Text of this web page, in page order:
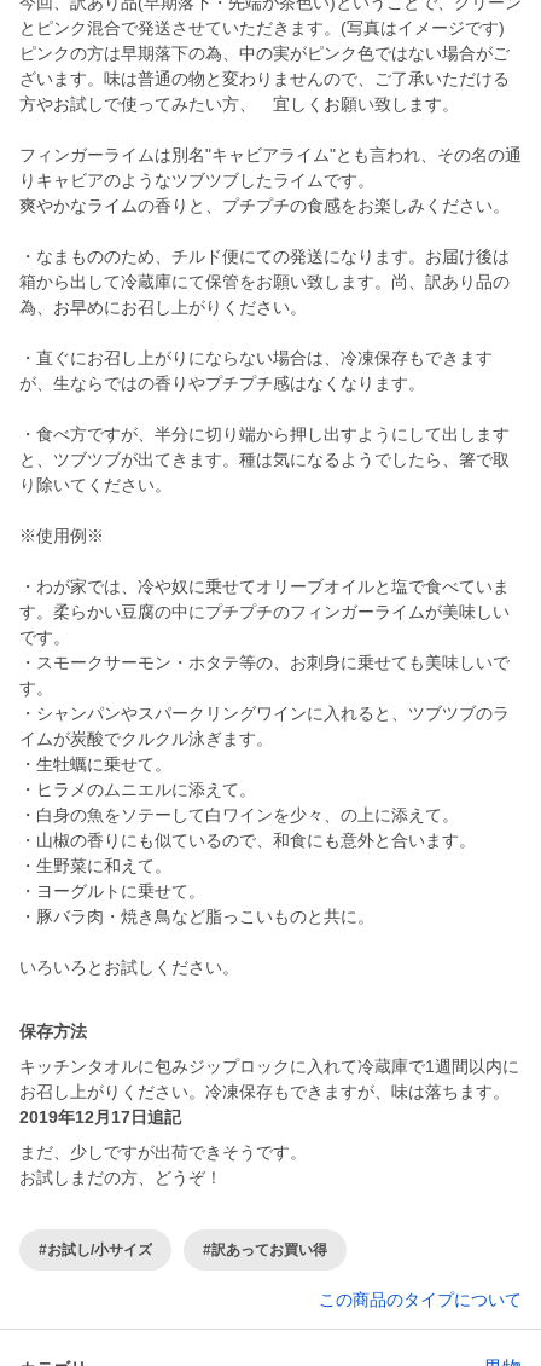
とピンク混合で発送させていただきます。(写真はイメージです)
ピンクの方は早期落下の為、中の実がピンク色ではない場合がご
ざいます。味は普通の物と変わりませんので、ご了承いただける
方やお試しで使ってみたい方、 宜しくお願い致します。
フィンガーライムは別名"キャビアライム"とも言われ、その名の通
りキャビアのようなツブツブしたライムです。
爽やかなライムの香りと、プチプチの食感をお楽しみください。
・なまもののため、チルド便にての発送になります。お届け後は
箱から出して冷蔵庫にて保管をお願い致します。尚、訳あり品の
為、お早めにお召し上がりください。
・直ぐにお召し上がりにならない場合は、冷凍保存もできます
が、生ならではの香りやプチプチ感はなくなります。
・食べ方ですが、半分に切り端から押し出すようにして出します
と、ツブツブが出てきます。種は気になるようでしたら、箸で取
り除いてください。
※使用例※
・わが家では、冷や奴に乗せてオリーブオイルと塩で食べていま
す。柔らかい豆腐の中にプチプチのフィンガーライムが美味しい
です。
・スモークサーモン・ホタテ等の、お刺身に乗せても美味しいで
す。
・シャンパンやスパークリングワインに入れると、ツブツブのラ
イムが炭酸でクルクル泳ぎます。
・生牡蠣に乗せて。
・ヒラメのムニエルに添えて。
・白身の魚をソテーして白ワインを少々、の上に添えて。
・山椒の香りにも似ているので、和食にも意外と合います。
・生野菜に和えて。
・ヨーグルトに乗せて。
・豚バラ肉・焼き鳥など脂っこいものと共に。
いろいろとお試しください。
保存方法
キッチンタオルに包みジップロックに入れて冷蔵庫で1週間以内に
お召し上がりください。冷凍保存もできますが、味は落ちます。
2019年12月17日追記
まだ、少しですが出荷できそうです。
お試しまだの方、どうぞ！
#お試し/小サイズ #訳あってお買い得
この商品のタイプについて